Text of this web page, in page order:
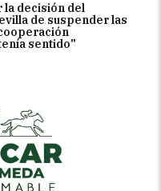
la decisión del
de suspender las
sentido"